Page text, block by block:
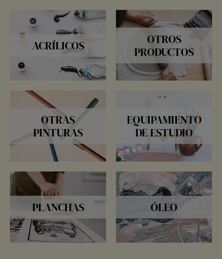
ACRÍLICOS
OTROS
PRODUCTOS
OTRAS
PINTURAS
EQUIPAMIENTO
DE ESTUDIO
PLANCHAS ÓLEO